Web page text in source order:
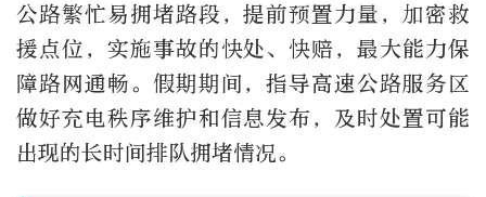
公路繁忙易拥堵路段，提前预置力量，加密救
援点位，实施事故的快处、快赔，最大能力保
障路网通畅。假期期间，指导高速公路服务区
做好充电秩序维护和信息发布，及时处置可能
出现的长时间排队拥堵情况。